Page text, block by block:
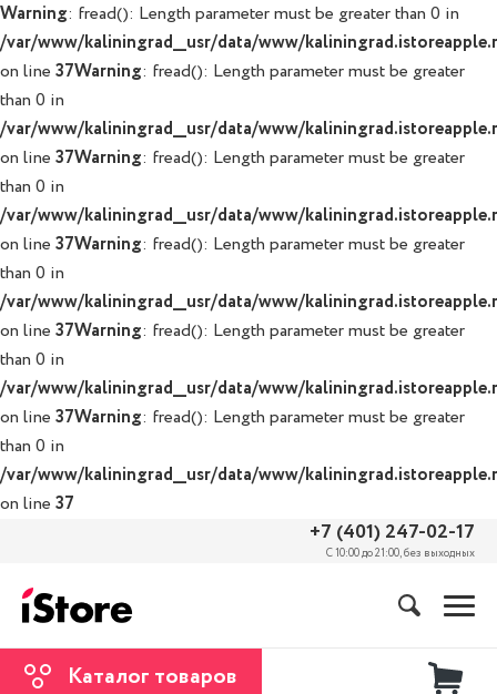
Warning: fread(): Length parameter must be greater than 0 in
/var/www/kaliningrad__usr/data/www/
on line 37Warning: fread(): Length parameter must be greater
than 0 in
/var/www/kaliningrad__usr/data/www/
on line 37Warning: fread(): Length parameter must be greater
than 0 in
/var/www/kaliningrad__usr/data/www/
on line 37Warning: fread(): Length parameter must be greater
than 0 in
/var/www/kaliningrad__usr/data/www/
on line 37Warning: fread(): Length parameter must be greater
than 0 in
/var/www/kaliningrad__usr/data/www/
on line 37Warning: fread(): Length parameter must be greater
than 0 in
/var/www/kaliningrad__usr/data/www/
on line 37
+7 (401) 247-02-17
С 10:00 до 21:00, без выходных
Каталог товаров